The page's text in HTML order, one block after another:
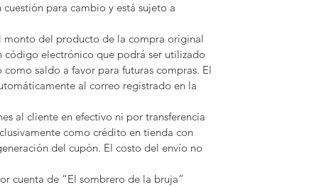
para cambio y está sujeto a
monto del producto de la compra original
electrónico que podrá ser utilizado
saldo a favor para futuras compras. El
al correo registrado en la
al cliente en efectivo ni por transferencia
como crédito en tienda con
del cupón. El costo del envío no
cuenta de “El sombrero de la bruja”